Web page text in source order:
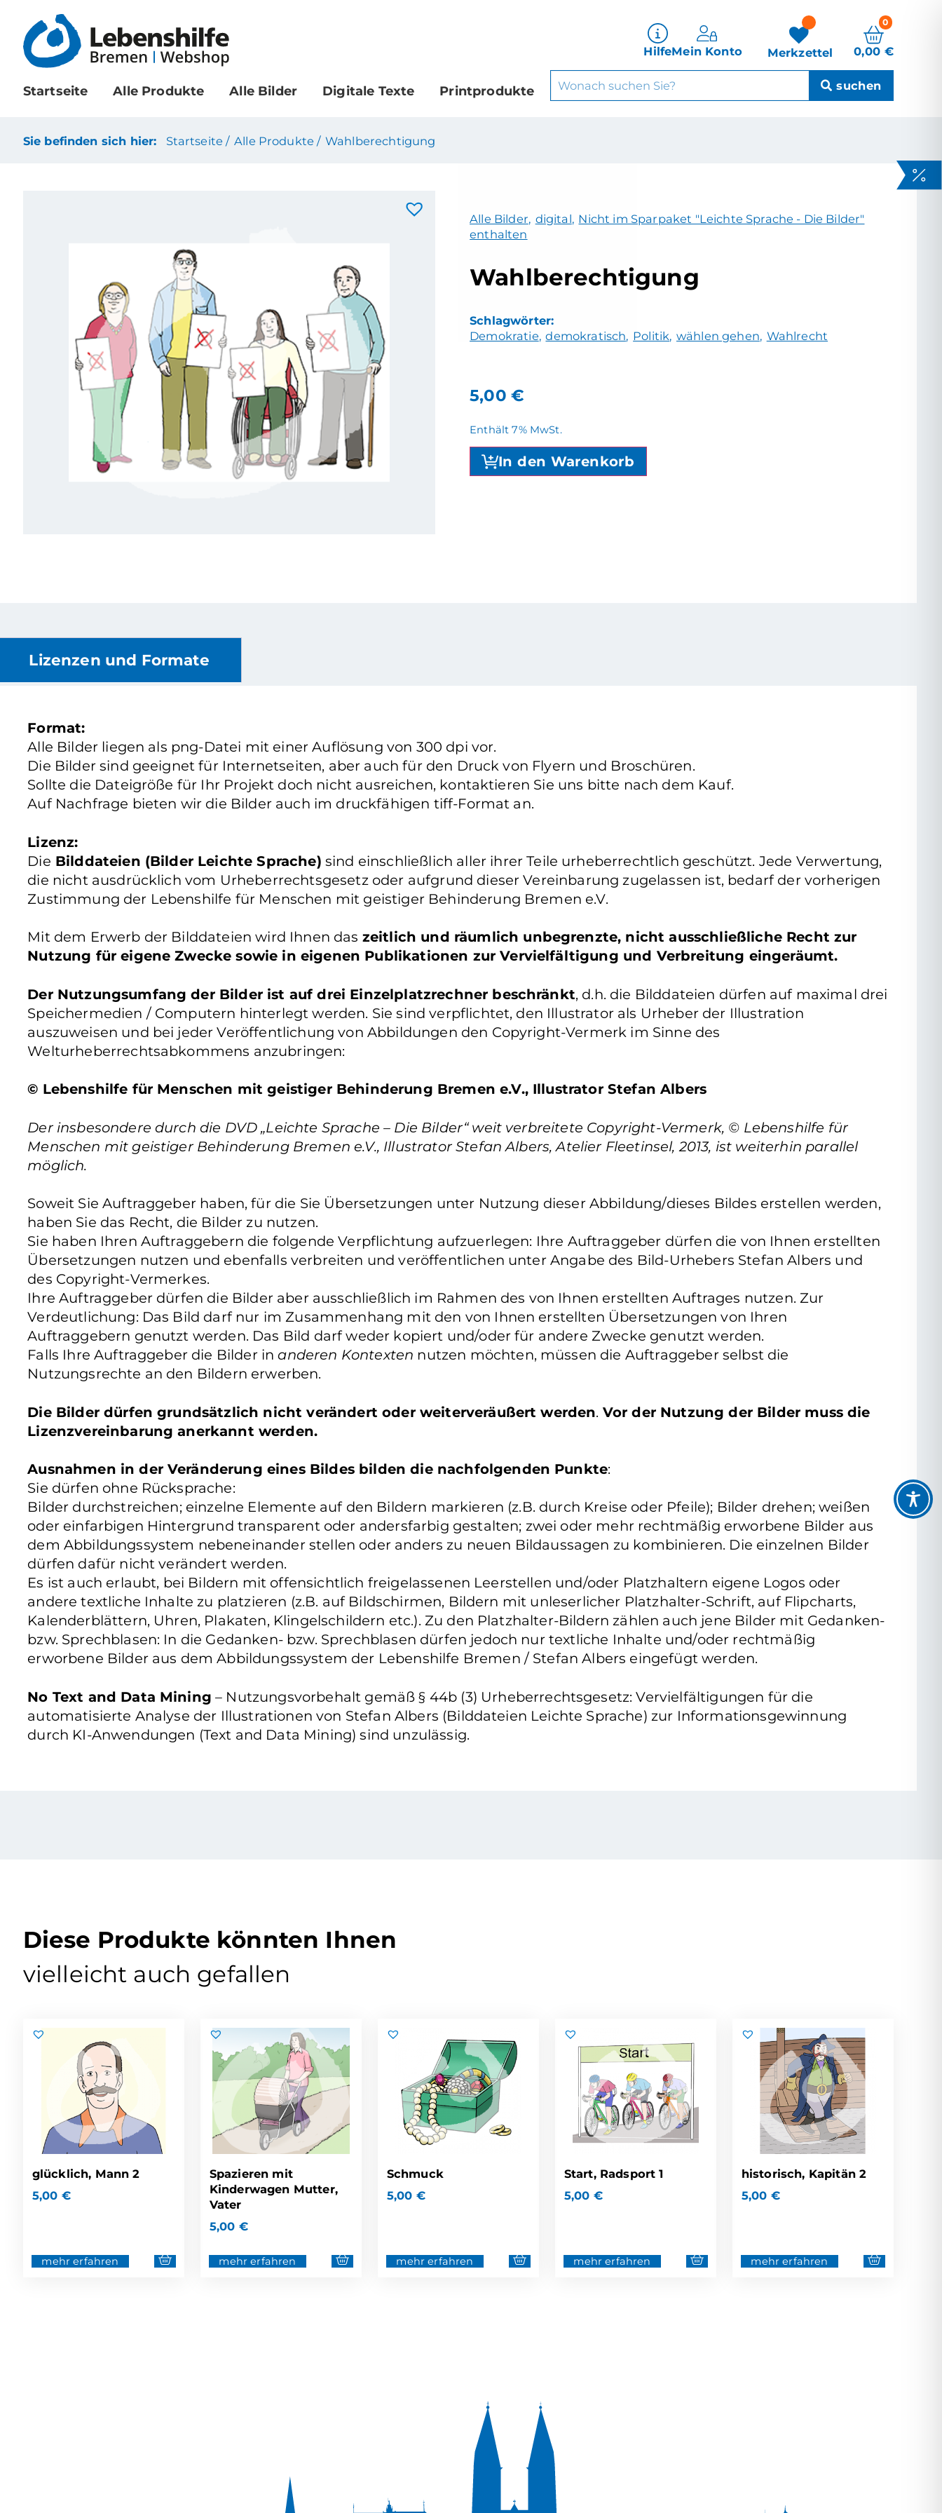
HilfeMein Konto Merkzettel 0,00 €
0
Startseite Alle Produkte Alle Bilder Digitale Texte Printprodukte
Sie befinden sich hier: Startseite / Alle Produkte / Wahlberechtigung
Alle Bilder, digital, Nicht im Sparpaket "Leichte Sprache - Die Bilder"
enthalten
Wahlberechtigung
Demokratie demokratisch Politik wählen gehen Wahlrecht
5,00 €
Enthält 7% MwSt.
In den Warenkorb
Lizenzen und Formate
Format:
Alle Bilder liegen als png-Datei mit einer Auflösung von 300 dpi vor.
Die Bilder sind geeignet für Internetseiten, aber auch für den Druck von Flyern und Broschüren.
Sollte die Dateigröße für Ihr Projekt doch nicht ausreichen, kontaktieren Sie uns bitte nach dem Kauf.
Auf Nachfrage bieten wir die Bilder auch im druckfähigen tiff-Format an.
Lizenz:
Die Bilddateien (Bilder Leichte Sprache) sind einschließlich aller ihrer Teile urheberrechtlich geschützt. Jede Verwertung,
die nicht ausdrücklich vom Urheberrechtsgesetz oder aufgrund dieser Vereinbarung zugelassen ist, bedarf der vorherigen
Zustimmung der Lebenshilfe für Menschen mit geistiger Behinderung Bremen e.V.
Mit dem Erwerb der Bilddateien wird Ihnen das zeitlich und räumlich unbegrenzte, nicht ausschließliche Recht zur
Nutzung für eigene Zwecke sowie in eigenen Publikationen zur Vervielfältigung und Verbreitung eingeräumt.
Der Nutzungsumfang der Bilder ist auf drei Einzelplatzrechner beschränkt, d.h. die Bilddateien dürfen auf maximal drei
Speichermedien / Computern hinterlegt werden. Sie sind verpflichtet, den Illustrator als Urheber der Illustration
auszuweisen und bei jeder Veröffentlichung von Abbildungen den Copyright-Vermerk im Sinne des
Welturheberrechtsabkommens anzubringen:
© Lebenshilfe für Menschen mit geistiger Behinderung Bremen e.V., Illustrator Stefan Albers
Der insbesondere durch die DVD „Leichte Sprache – Die Bilder“ weit verbreitete Copyright-Vermerk, © Lebenshilfe für
Menschen mit geistiger Behinderung Bremen e.V., Illustrator Stefan Albers, Atelier Fleetinsel, 2013, ist weiterhin parallel
möglich.
Soweit Sie Auftraggeber haben, für die Sie Übersetzungen unter Nutzung dieser Abbildung/dieses Bildes erstellen werden,
haben Sie das Recht, die Bilder zu nutzen.
Sie haben Ihren Auftraggebern die folgende Verpflichtung aufzuerlegen: Ihre Auftraggeber dürfen die von Ihnen erstellten
Übersetzungen nutzen und ebenfalls verbreiten und veröffentlichen unter Angabe des Bild-Urhebers Stefan Albers und
des Copyright-Vermerkes.
Ihre Auftraggeber dürfen die Bilder aber ausschließlich im Rahmen des von Ihnen erstellten Auftrages nutzen. Zur
Verdeutlichung: Das Bild darf nur im Zusammenhang mit den von Ihnen erstellten Übersetzungen von Ihren
Auftraggebern genutzt werden. Das Bild darf weder kopiert und/oder für andere Zwecke genutzt werden.
Falls Ihre Auftraggeber die Bilder inanderen Kontexten nutzen möchten, müssen die Auftraggeber selbst die
Nutzungsrechte an den Bildern erwerben.
Die Bilder dürfen grundsätzlich nicht verändert oder weiterveräußert werden. Vor der Nutzung der Bilder muss die
Lizenzvereinbarung anerkannt werden.
Ausnahmen in der Veränderung eines Bildes bilden die nachfolgenden Punkte:
Sie dürfen ohne Rücksprache:
Bilder durchstreichen; einzelne Elemente auf den Bildern markieren (z.B. durch Kreise oder Pfeile); Bilder drehen; weißen
oder einfarbigen Hintergrund transparent oder andersfarbig gestalten; zwei oder mehr rechtmäßig erworbene Bilder aus
dem Abbildungssystem nebeneinander stellen oder anders zu neuen Bildaussagen zu kombinieren. Die einzelnen Bilder
dürfen dafür nicht verändert werden.
Es ist auch erlaubt, bei Bildern mit offensichtlich freigelassenen Leerstellen und/oder Platzhaltern eigene Logos oder
andere textliche Inhalte zu platzieren (z.B. auf Bildschirmen, Bildern mit unleserlicher Platzhalter-Schrift, auf Flipcharts,
Kalenderblättern, Uhren, Plakaten, Klingelschildern etc.). Zu den Platzhalter-Bildern zählen auch jene Bilder mit Gedanken-
bzw. Sprechblasen: In die Gedanken- bzw. Sprechblasen dürfen jedoch nur textliche Inhalte und/oder rechtmäßig
erworbene Bilder aus dem Abbildungssystem der Lebenshilfe Bremen / Stefan Albers eingefügt werden.
No Text and Data Mining – Nutzungsvorbehalt gemäß § 44b (3) Urheberrechtsgesetz: Vervielfältigungen für die
automatisierte Analyse der Illustrationen von Stefan Albers (Bilddateien Leichte Sprache) zur Informationsgewinnung
durch KI-Anwendungen (Text and Data Mining) sind unzulässig.
Diese Produkte könnten Ihnen
vielleicht auch gefallen
glücklich, Mann 2
5,00 €
mehr erfahren
Spazieren mit
Kinderwagen Mutter,
Vater
5,00 €
mehr erfahren
Schmuck
5,00 €
mehr erfahren
Start, Radsport 1
5,00 €
mehr erfahren
historisch, Kapitän 2
5,00 €
mehr erfahren